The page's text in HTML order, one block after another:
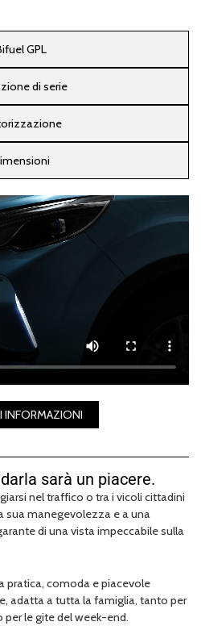
GPL
di serie
INFORMAZIONI
sarà un piacere.
nel traffico o tra i vicoli cittadini
sua manegevolezza e a una
di una vista impeccabile sulla
pratica, comoda e piacevole
adatta a tutta la famiglia, tanto per
le gite del week-end.